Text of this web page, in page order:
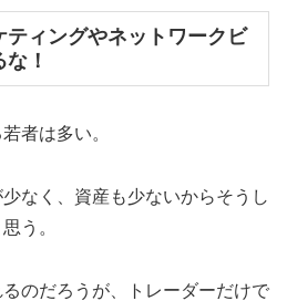
ティングやネットワークビ
！
者は多い。
なく、資産も少ないからそうし
う。
のだろうが、トレーダーだけで